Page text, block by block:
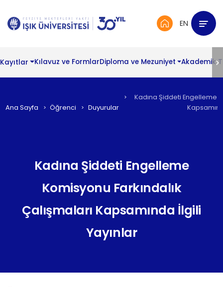
EN
Kayıtlar Kılavuz ve FormlarDiploma ve Mezuniyet Akademik
Ana Sayfa Öğrenci Duyurular
Kadına Şiddeti Engelleme
Kadına Şiddeti Engelleme
Komisyonu Farkındalık
Çalışmaları Kapsamında İlgili
Yayınlar